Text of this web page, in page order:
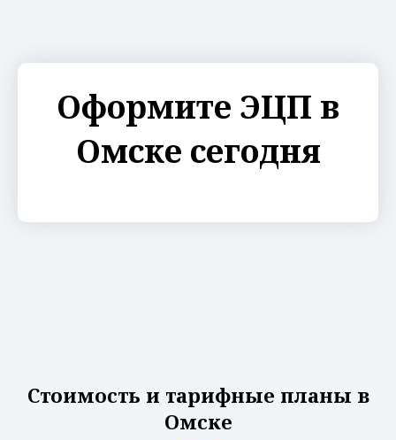
Оформите ЭЦП в
Омске сегодня
Стоимость и тарифные планы в
Омске